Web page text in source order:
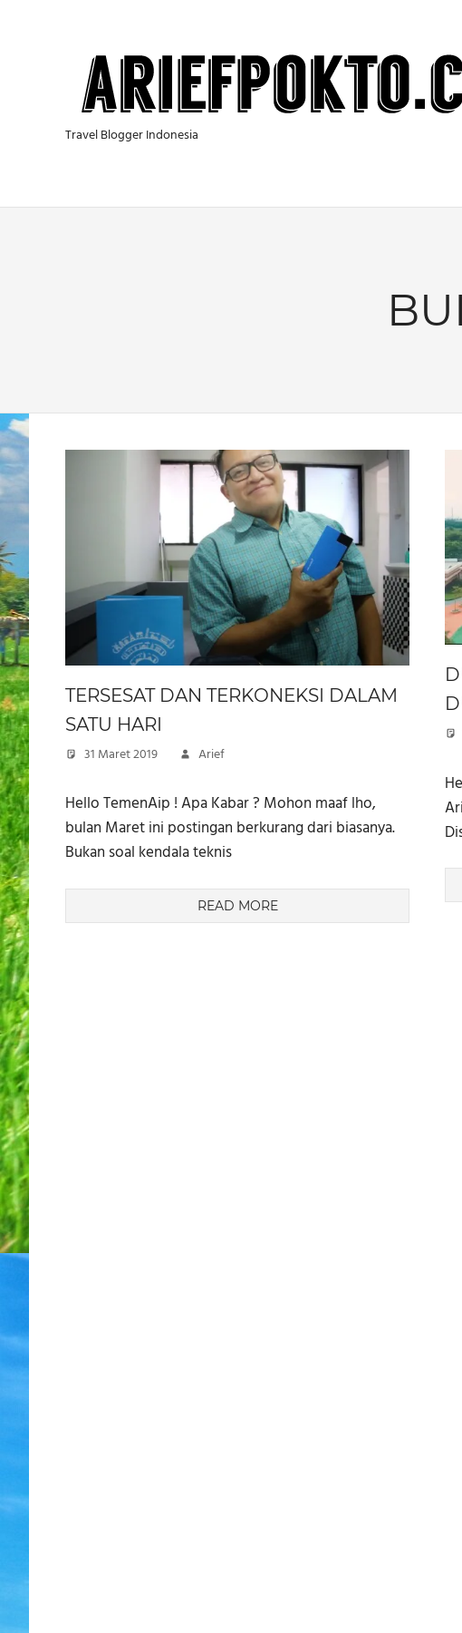
Travel Blogger Indonesia
TERSESAT DAN TERKONEKSI DALAM
SATU HARI
31 Maret 2019 Arief
Hello TemenAip ! Apa Kabar ? Mohon maaf lho,
bulan Maret ini postingan berkurang dari biasanya.
Bukan soal kendala teknis
READ MORE